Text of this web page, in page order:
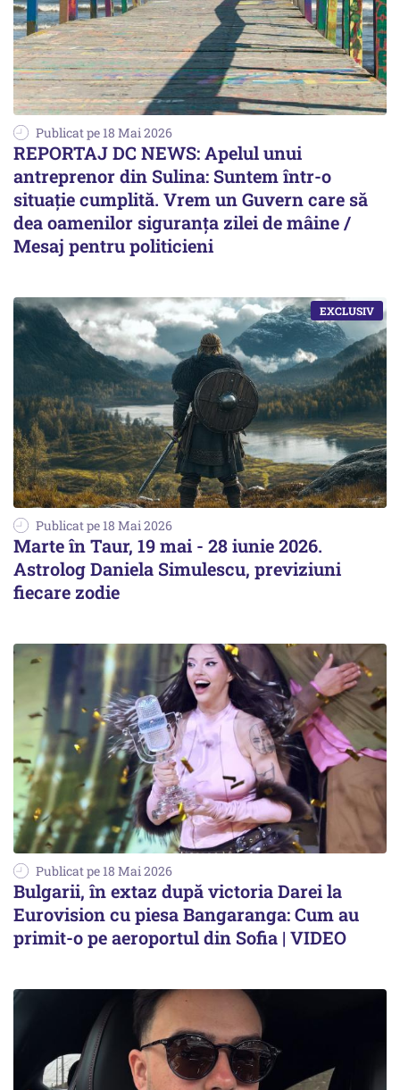
Publicat pe 18 Mai 2026
REPORTAJ DC NEWS: Apelul unui
antreprenor din Sulina: Suntem într-o
situație cumplită. Vrem un Guvern care să
dea oamenilor siguranța zilei de mâine /
Mesaj pentru politicieni
Publicat pe 18 Mai 2026
Marte în Taur, 19 mai - 28 iunie 2026.
Astrolog Daniela Simulescu, previziuni
fiecare zodie
Publicat pe 18 Mai 2026
Bulgarii, în extaz după victoria Darei la
Eurovision cu piesa Bangaranga: Cum au
primit-o pe aeroportul din Sofia | VIDEO